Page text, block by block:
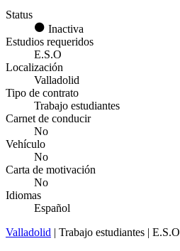
Status
Inactiva
Estudios requeridos
E.S.O
Localización
Valladolid
Tipo de contrato
Trabajo estudiantes
Carnet de conducir
No
Vehículo
No
Carta de motivación
No
Idiomas
Español
Valladolid | Trabajo estudiantes | E.S.O